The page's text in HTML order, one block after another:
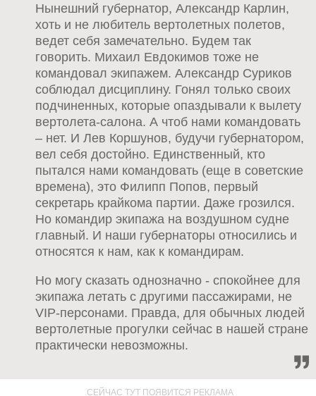
Нынешний губернатор, Александр Карлин,
хоть и не любитель вертолетных полетов,
ведет себя замечательно. Будем так
говорить. Михаил Евдокимов тоже не
командовал экипажем. Александр Суриков
соблюдал дисциплину. Гонял только своих
подчиненных, которые опаздывали к вылету
вертолета-салона. А чтоб нами командовать
– нет. И Лев Коршунов, будучи губернатором,
вел себя достойно. Единственный, кто
пытался нами командовать (еще в советские
времена), это Филипп Попов, первый
секретарь крайкома партии. Даже грозился.
Но командир экипажа на воздушном судне
главный. И наши губернаторы относились и
относятся к нам, как к командирам.
Но могу сказать однозначно - спокойнее для
экипажа летать с другими пассажирами, не
VIP-персонами. Правда, для обычных людей
вертолетные прогулки сейчас в нашей стране
практически невозможны.